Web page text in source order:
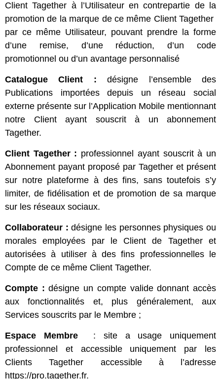
Client Tagether à l’Utilisateur en contrepartie de la
promotion de la marque de ce même Client Tagether
par ce même Utilisateur, pouvant prendre la forme
d’une remise, d’une réduction, d’un code
promotionnel ou d’un avantage personnalisé
Catalogue Client : désigne l’ensemble des
Publications importées depuis un réseau social
externe présente sur l’Application Mobile mentionnant
notre Client ayant souscrit à un abonnement
Tagether.
Client Tagether: professionnel ayant souscrit à un
Abonnement payant proposé par Tagether et présent
sur notre plateforme à des fins, sans toutefois s’y
limiter, de fidélisation et de promotion de sa marque
sur les réseaux sociaux.
Collaborateur : désigne les personnes physiques ou
morales employées par le Client de Tagether et
autorisées à utiliser à des fins professionnelles le
Compte de ce même Client Tagether.
Compte : désigne un compte valide donnant accès
aux fonctionnalités et, plus généralement, aux
Services souscrits par le Membre ;
Espace Membre
: site a usage uniquement
professionnel et accessible uniquement par les
Clients Tagether accessible à l’adresse
https://pro.tagether.fr.